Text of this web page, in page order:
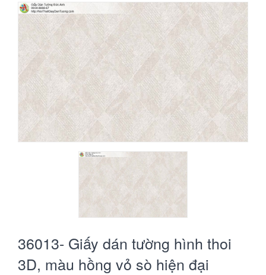
36013- Giấy dán tường hình thoi
3D, màu hồng vỏ sò hiện đại